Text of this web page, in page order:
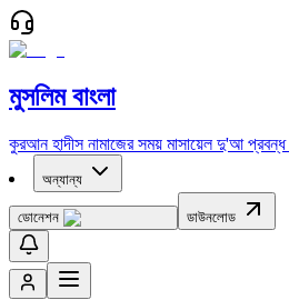
মুসলিম বাংলা
কুরআন হাদীস নামাজের সময় মাসায়েল দু'আ প্রবন্ধ
অন্যান্য
ডোনেশন ডাউনলোড